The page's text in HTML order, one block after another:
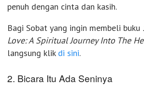
penuh dengan cinta dan kasih.
Bagi Sobat yang ingin membeli buku
Love: A Spiritual Journey Into The
langsung klik di sini.
2. Bicara Itu Ada Seninya